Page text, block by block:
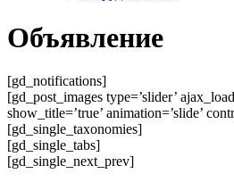
Объявление
[gd_notifications]
[gd_post_images type=’slider’
show_title=’true’ animation=’slide’
[gd_single_taxonomies]
[gd_single_tabs]
[gd_single_next_prev]